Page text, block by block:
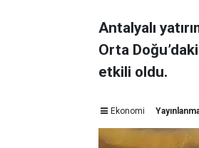
Antalyalı
Orta
etkili oldu.
Ekonomi